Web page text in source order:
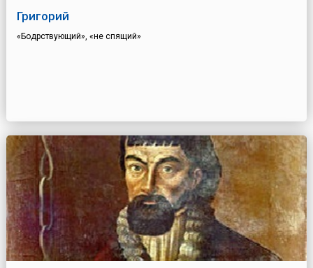
Григорий
«Бодрствующий», «не спящий»